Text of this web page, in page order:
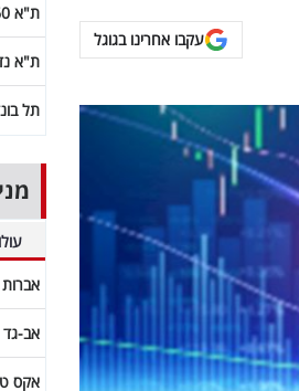
עקבו אחרינו בגוגל
ת"א SME60
ת"א
תל בונד
אברות
אב-גד
אקס